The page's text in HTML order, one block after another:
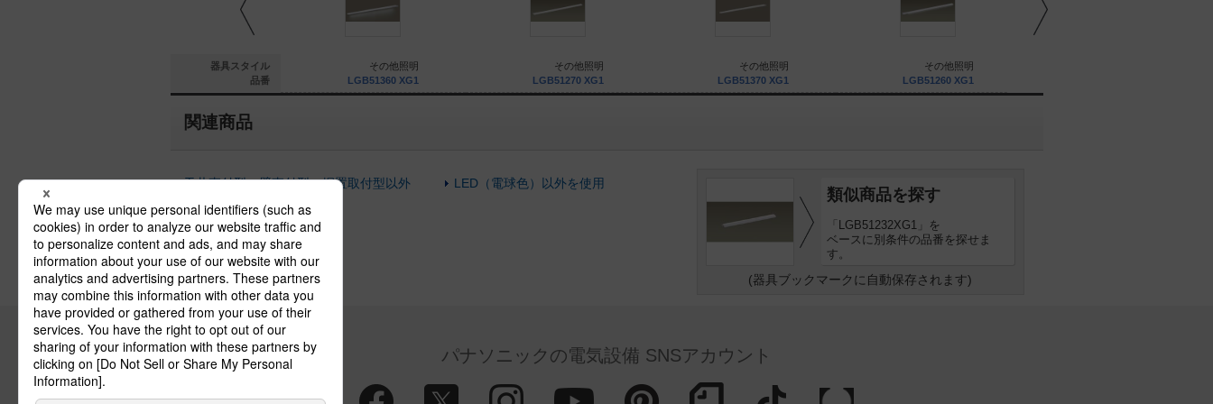
器具スタイル
品番
その他照明
その他照明
LGB51360 XG1
その他照明
LGB51270 XG1
その他照明
LGB51370 XG1
その他照明
LGB51260 XG1
関連商品
天井直付型・壁直付型・据置取付型以外
LED（電球色）以外を使用
類似商品を探す
「LGB51232XG1」を
ベースに別条件の品番を探せま
す。
(器具ブックマークに自動保存されます)
パナソニックの電気設備 SNSアカウント